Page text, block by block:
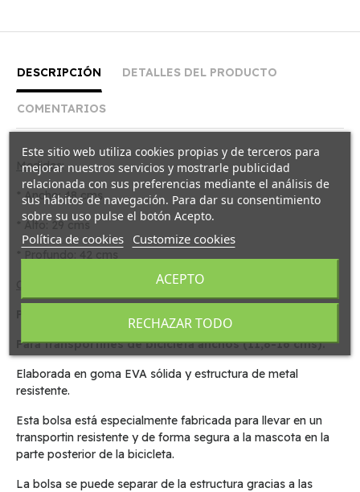
DESCRIPCIÓN DETALLES DEL PRODUCTO
COMENTARIOS
Medidas:
* Ancho: 48 cms
* Alto: 29 cms
Para transportines de bicicleta anchos (11,8-16 cms).
Elaborada en goma EVA sólida y estructura de metal
resistente.
Esta bolsa está especialmente fabricada para llevar en un
transportin resistente y de forma segura a la mascota en la
parte posterior de la bicicleta.
La bolsa se puede separar de la estructura gracias a las
Este sitio web utiliza cookies propias y de terceros para
mejorar nuestros servicios y mostrarle publicidad
relacionada con sus preferencias mediante el análisis de
sus hábitos de navegación. Para dar su consentimiento
sobre su uso pulse el botón Acepto.
Política de cookies Customize cookies
RECHAZAR TODO
ACEPTO